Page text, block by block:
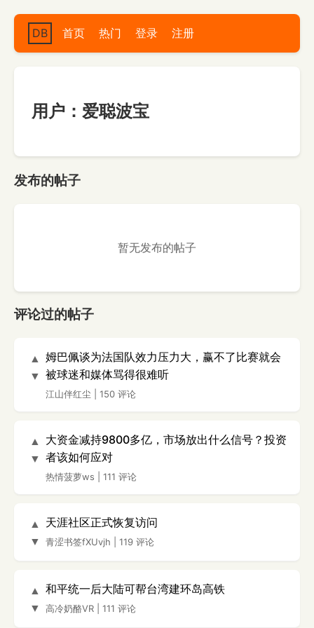
DB 首页 热门 登录 注册
用户：爱聪波宝
发布的帖子
暂无发布的帖子
评论过的帖子
▲
▼
姆巴佩谈为法国队效力压力大，赢不了比赛就会
被球迷和媒体骂得很难听
江山伴红尘 150 评论
▲
▼
大资金减持9800多亿，市场放出什么信号？投资
者该如何应对
热情菠萝ws 111 评论
▲
▼
天涯社区正式恢复访问
青涩书签fXUvjh 119 评论
▲
▼
和平统一后大陆可帮台湾建环岛高铁
高冷奶酪VR 111 评论